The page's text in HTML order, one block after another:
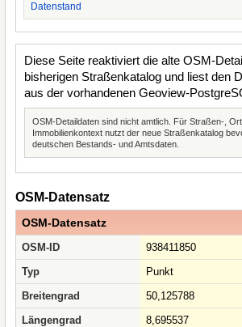
Datenstand
Diese Seite reaktiviert die alte OSM-
bisherigen Straßenkatalog und liest den
aus der vorhandenen Geoview-
OSM-Detaildaten sind nicht amtlich. Für Straßen-,
Immobilienkontext nutzt der neue Straßenkatalog
deutschen Bestands- und Amtsdaten.
OSM-Datensatz
OSM-Datensatz
OSM-ID
938411850
Typ
Punkt
Breitengrad
50,125788
Längengrad
8,695537